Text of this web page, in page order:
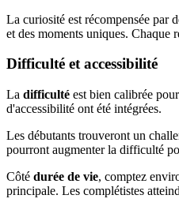
La curiosité est récompensée par
et des moments uniques. Chaque
Difficulté et accessibilité
La difficulté est bien calibrée
d'accessibilité ont été intégrées.
Les débutants trouveront un
pourront augmenter la difficulté
Côté durée de vie, comptez
principale. Les complétistes